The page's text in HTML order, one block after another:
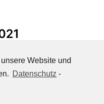
2021
Website und
Datenschutz -